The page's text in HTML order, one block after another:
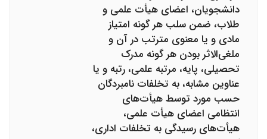
دانشجویان، اعضای هیأت علمی و
طلاب، ضمن سلب هر گونه امتیاز
مادی و یا معنوی مترتب در آن و
ملغی‌الاثر بودن هر گونه مدرک
تحصیلی، پایه، مرتبه علمی، رتبه و یا
عناوین مشابه، به تخلفات نامبردگان
حسب مورد توسط هیأت‌های
انتظامی اعضای هیأت علمی،
هیأت‌های رسیدگی به تخلفات اداری،